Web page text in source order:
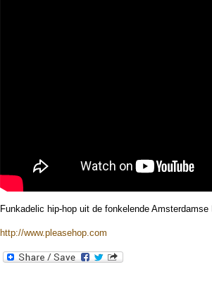
Funkadelic hip-hop uit de fonkelende Amsterdamse
http://www.pleasehop.com